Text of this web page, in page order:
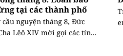
tại các thành phố
cầu nguyện tháng 8, Đức
Lêô XIV mời gọi các tín...